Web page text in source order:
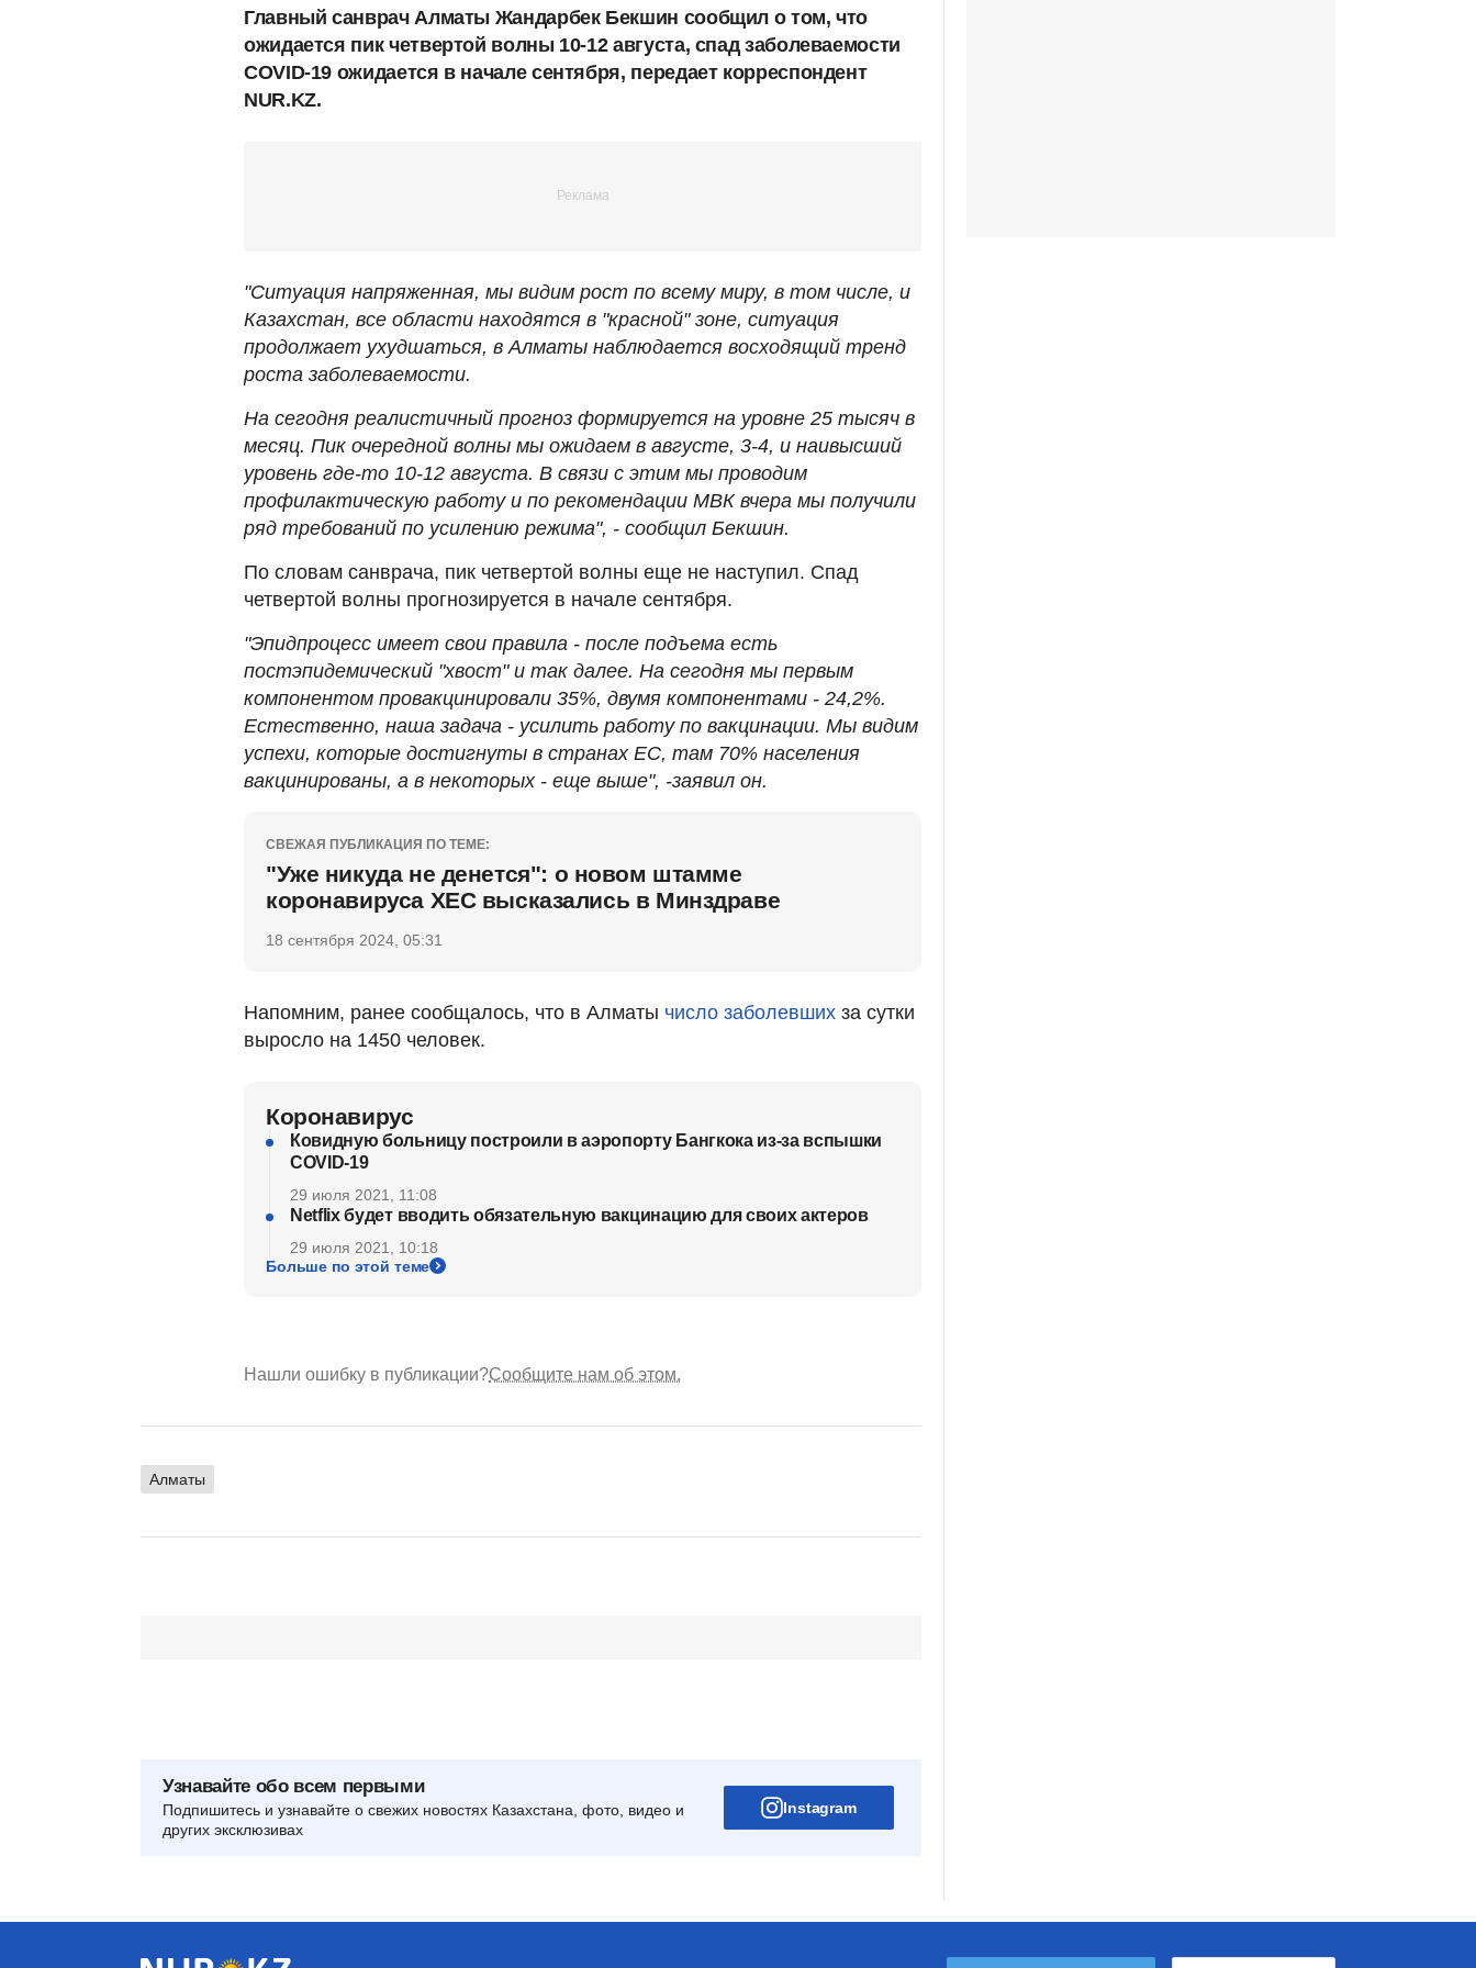
Главный санврач Алматы Жандарбек Бекшин сообщил о том, что
ожидается пик четвертой волны 10-12 августа, спад заболеваемости
COVID-19 ожидается в начале сентября, передает корреспондент
NUR.KZ.
"Ситуация напряженная, мы видим рост по всему миру, в том числе, и
Казахстан, все области находятся в "красной" зоне, ситуация
продолжает ухудшаться, в Алматы наблюдается восходящий тренд
роста заболеваемости.
На сегодня реалистичный прогноз формируется на уровне 25 тысяч в
месяц. Пик очередной волны мы ожидаем в августе, 3-4, и наивысший
уровень где-то 10-12 августа. В связи с этим мы проводим
профилактическую работу и по рекомендации МВК вчера мы получили
ряд требований по усилению режима", - сообщил Бекшин.
По словам санврача, пик четвертой волны еще не наступил. Спад
четвертой волны прогнозируется в начале сентября.
"Эпидпроцесс имеет свои правила - после подъема есть
постэпидемический "хвост" и так далее. На сегодня мы первым
компонентом провакцинировали 35%, двумя компонентами - 24,2%.
Естественно, наша задача - усилить работу по вакцинации. Мы видим
успехи, которые достигнуты в странах ЕС, там 70% населения
вакцинированы, а в некоторых - еще выше", -заявил он.
СВЕЖАЯ ПУБЛИКАЦИЯ ПО ТЕМЕ:
"Уже никуда не денется": о новом штамме
коронавируса ХЕС высказались в Минздраве
18 сентября 2024, 05:31
Напомним, ранее сообщалось, что в Алматы число заболевших за сутки
выросло на 1450 человек.
Коронавирус
Ковидную больницу построили в аэропорту Бангкока из-за вспышки
COVID-19
29 июля 2021, 11:08
Netflix будет вводить обязательную вакцинацию для своих актеров
29 июля 2021, 10:18
Больше по этой теме
Нашли ошибку в публикации?Сообщите нам об этом.
Алматы
Узнавайте обо всем первыми
Подпишитесь и узнавайте о свежих новостях Казахстана, фото, видео и
других эксклюзивах
Instagram